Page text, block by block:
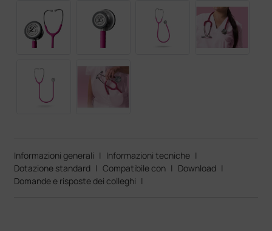
Informazioni generali | Informazioni tecniche |
Dotazione standard | Compatibile con | Download |
Domande e risposte dei colleghi |